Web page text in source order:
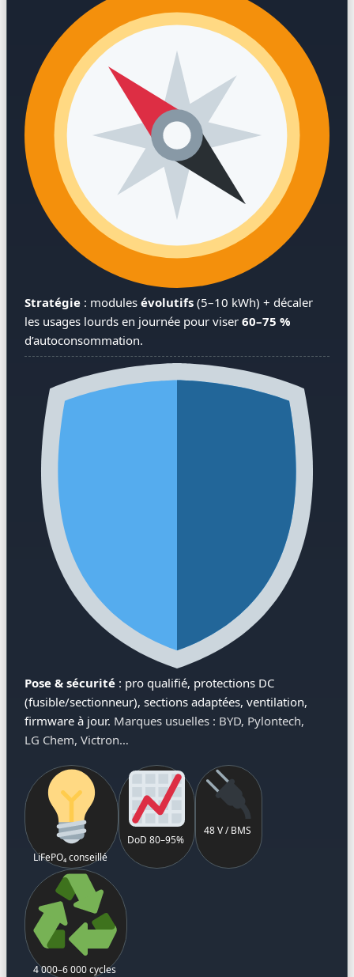
Stratégie : modules évolutifs (5–10 kWh) + décaler
les usages lourds en journée pour viser 60–75 %
d’autoconsommation.
Pose & sécurité : pro qualifié, protections DC
(fusible/sectionneur), sections adaptées, ventilation,
firmware à jour. Marques usuelles : BYD, Pylontech,
LG Chem, Victron…
LiFePO₄ conseillé
DoD 80–95%
48 V / BMS
4 000–6 000 cycles